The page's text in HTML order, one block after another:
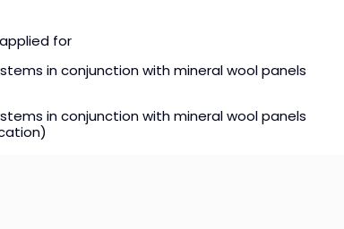
for
in conjunction with mineral wool panels
in conjunction with mineral wool panels